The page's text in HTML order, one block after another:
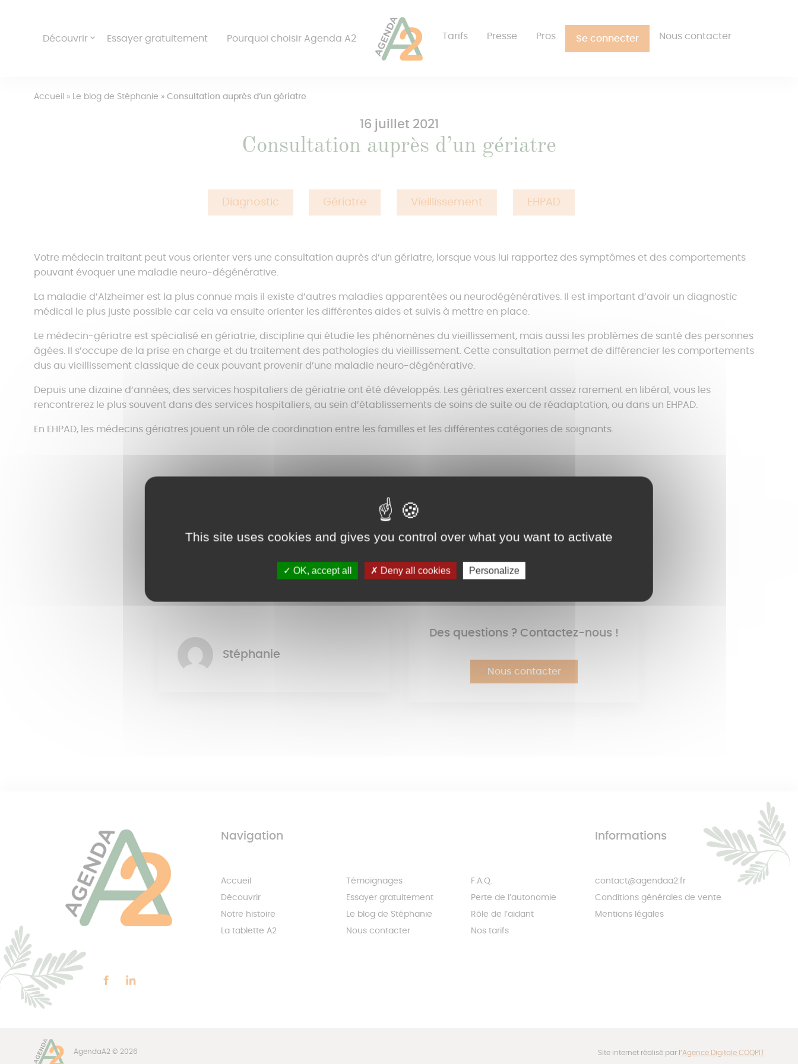
Découvrir Essayer gratuitement Pourquoi choisir Agenda A2 Tarifs Presse Pros Se connecter Nous contacter
Accueil » Le blog de Stéphanie » Consultation auprès d’un gériatre
16 juillet 2021
Consultation auprès d’un gériatre
Diagnostic Gériatre Vieillissement EHPAD
Votre médecin traitant peut vous orienter vers une consultation auprès d’un gériatre, lorsque vous lui rapportez des symptômes et des comportements
pouvant évoquer une maladie neuro-dégénérative.
La maladie d’Alzheimer est la plus connue mais il existe d’autres maladies apparentées ou neurodégénératives. Il est important d’avoir un diagnostic
médical le plus juste possible car cela va ensuite orienter les différentes aides et suivis à mettre en place.
Le médecin-gériatre est spécialisé en gériatrie, discipline qui étudie les phénomènes du vieillissement, mais aussi les problèmes de santé des personnes
âgées. Il s’occupe de la prise en charge et du traitement des pathologies du vieillissement. Cette consultation permet de différencier les comportements
dus au vieillissement classique de ceux pouvant provenir d’une maladie neuro-dégénérative.
Depuis une dizaine d’années, des services hospitaliers de gériatrie ont été développés. Les gériatres exercent assez rarement en libéral, vous les
rencontrerez le plus souvent dans des services hospitaliers, au sein d’établissements de soins de suite ou de réadaptation, ou dans un EHPAD.
En EHPAD, les médecins gériatres jouent un rôle de coordination entre les familles et les différentes catégories de soignants.
Cet article vous a interessé ? Partagez le à vos proches !
Stéphanie
Des questions ? Contactez-nous !
Nous contacter
Navigation
Accueil
Découvrir
Notre histoire
La tablette A2
Témoignages
Essayer gratuitement
Le blog de Stéphanie
Nous contacter
F.A.Q.
Perte de l’autonomie
Rôle de l’aidant
Nos tarifs
Informations
contact@agendaa2.fr
Conditions générales de vente
Mentions légales
AgendaA2 © 2026 Site internet réalisé par l’Agence Digitale COQPIT
This site uses cookies and gives you control over what you want to activate
OK, accept all Deny all cookies Personalize